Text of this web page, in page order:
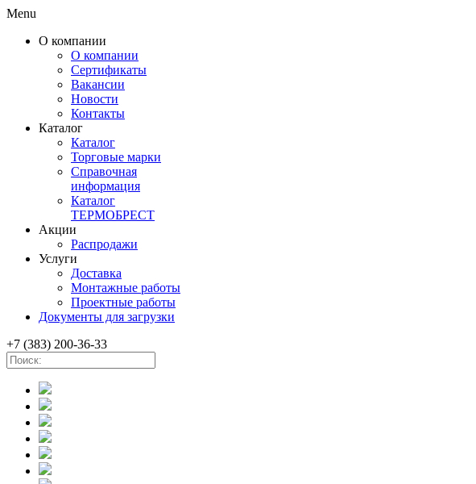
Menu
О компании
О компании
Сертификаты
Вакансии
Новости
Контакты
Каталог
Каталог
Торговые марки
Справочная
информация
Каталог
ТЕРМОБРЕСТ
Акции
Распродажи
Услуги
Доставка
Монтажные работы
Проектные работы
Документы для загрузки
+7 (383) 200-36-33